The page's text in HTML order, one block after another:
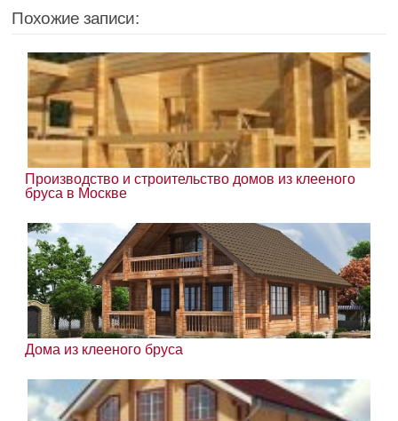
Похожие записи:
Производство и строительство домов из клееного
бруса в Москве
Дома из клееного бруса